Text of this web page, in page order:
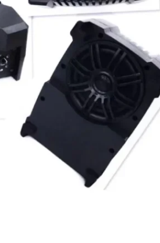
ПОМОЩЬ ПРИ ПАРКОВКЕ
МУЗЫКАЛЬНЫЕ АКСЕССУАРЫ
АВТОУСИЛИТЕЛИ
САБВУФЕРЫ
ШУМОИЗОЛЯЦИЯ
КОВРИКИ и ХИМИЯ